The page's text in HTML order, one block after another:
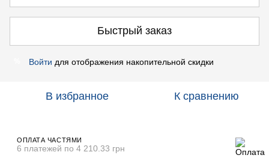
Быстрый заказ
Войти для отображения накопительной скидки
В избранное К сравнению
ОПЛАТА ЧАСТЯМИ
6 платежей по 4 210.33 грн